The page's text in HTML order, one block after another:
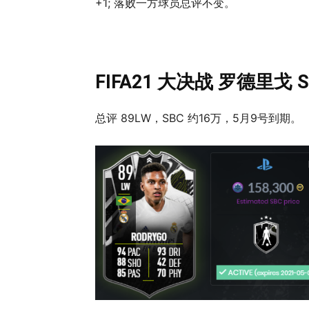
+1; 落败一方球员总评不变。
FIFA21 大决战 罗德里戈
总评 89LW，SBC 约16万，5月9号到期。